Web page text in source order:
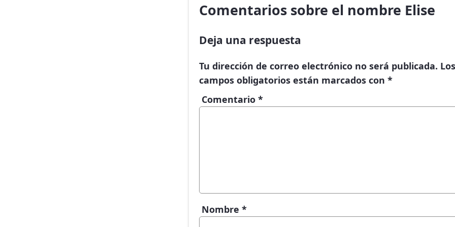
Comentarios sobre el nombre Elise
Deja una respuesta
Tu dirección de correo electrónico no será publicada. Los
campos obligatorios están marcados con *
Comentario *
Nombre *